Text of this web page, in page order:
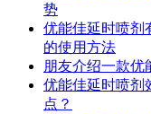
势
优能佳延时喷剂
的使用方法
朋友介绍一款优
优能佳延时喷剂
点？